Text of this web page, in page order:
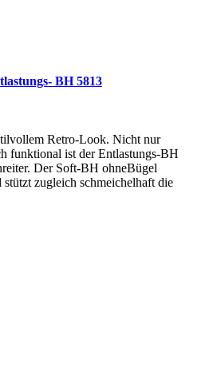
BH 5813
Retro-Look. Nicht nur
funktional ist der Entlastungs-BH
Der Soft-BH ohneBügel
stützt zugleich schmeichelhaft die